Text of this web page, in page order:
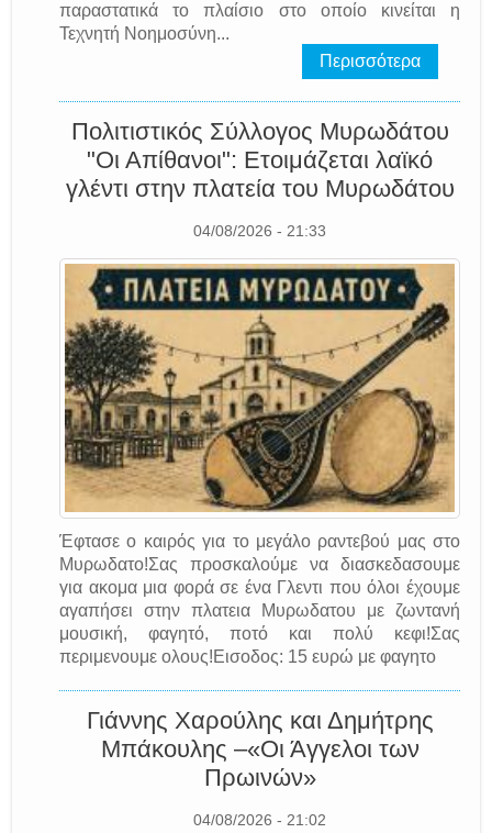
παραστατικά το πλαίσιο στο οποίο κινείται η
Τεχνητή Νοημοσύνη...
Περισσότερα
Πολιτιστικός Σύλλογος Μυρωδάτου
"Οι Απίθανοι": Ετοιμάζεται λαϊκό
γλέντι στην πλατεία του Μυρωδάτου
04/08/2026 - 21:33
Έφτασε ο καιρός για το μεγάλο ραντεβού μας στο
Μυρωδατο!Σας προσκαλούμε να διασκεδασουμε
για ακομα μια φορά σε ένα Γλεντι που όλοι έχουμε
αγαπήσει στην πλατεια Μυρωδατου με ζωντανή
μουσική, φαγητό, ποτό και πολύ κεφι!Σας
περιμενουμε ολους!Εισοδος: 15 ευρώ με φαγητο
Γιάννης Χαρούλης και Δημήτρης
Μπάκουλης –«Οι Άγγελοι των
Πρωινών»
04/08/2026 - 21:02